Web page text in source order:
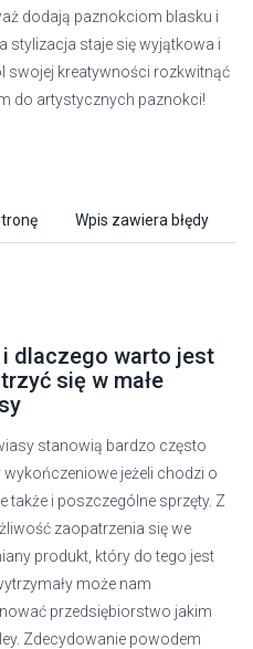
dodają paznokciom blasku i
stylizacja staje się wyjątkowa i
swojej kreatywności rozkwitnąć
do artystycznych paznokci!
Wpis zawiera błędy
i dlaczego warto jest
się w małe
stanowią bardzo często
wykończeniowe jeżeli chodzi o
także i poszczególne sprzęty. Z
zaopatrzenia się we
produkt, który do tego jest
może nam
przedsiębiorstwo jakim
Zdecydowanie powodem